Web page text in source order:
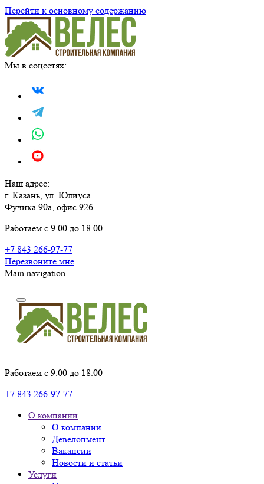
Перейти к основному содержанию
Мы в соцсетях:
Наш адрес:
г. Казань, ул. Юлиуса
Фучика 90а, офис 926
Работаем с 9.00 до 18.00
+7 843 266-97-77
Перезвоните мне
Main navigation
Работаем с 9.00 до 18.00
+7 843 266-97-77
О компании
О компании
Девелопмент
Вакансии
Новости и статьи
Услуги